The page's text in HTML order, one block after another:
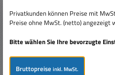
Beschreibung
160mA Sicherung 5x20mm flink
Glasrohrsicherung
Ausführung: Flink ( F ) = Ausl…
Bewertungen
Privatkunden können Preise mit
Preise ohne MwSt. (netto) angezeigt
Bitte wählen Sie Ihre bevorzugte
Bruttopreiseinkl. MwSt.